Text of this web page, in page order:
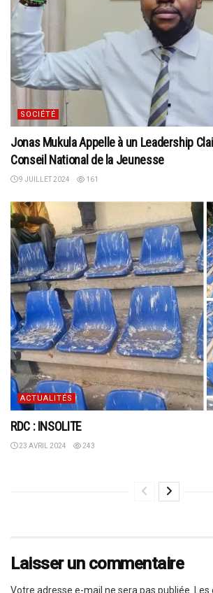
SOCIÉTÉ
Jonas Mukula Appelle à un Leadership
Conseil National de la Jeunesse
9 JUILLET 2024 161
ACTUALITÉS
RDC : INSOLITE
23 AVRIL 2024 243
Laisser un commentaire
Votre adresse e-mail ne sera pas publiée.